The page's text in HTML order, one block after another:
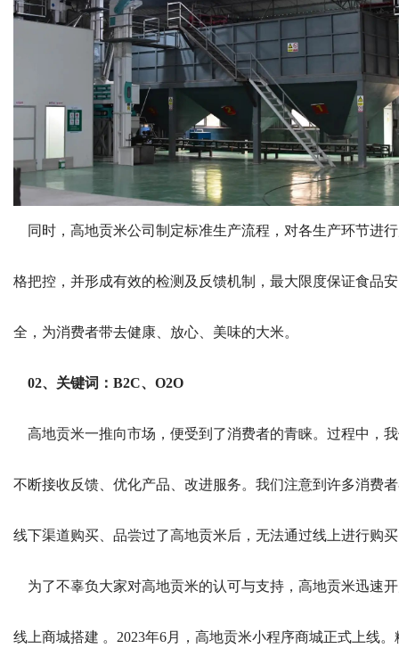
同时，高地贡米公司制定标准生产流程，对各生产环节进
格把控，并形成有效的检测及反馈机制，最大限度保证食品安
全，为消费者带去健康、放心、美味的大米。
02、关键词：B2C、O2O
高地贡米一推向市场，便受到了消费者的青睐。过程中，
不断接收反馈、优化产品、改进服务。我们注意到许多消费
线下渠道购买、品尝过了高地贡米后，无法通过线上进行购
为了不辜负大家对高地贡米的认可与支持，高地贡米迅速
线上商城搭建 。2023年6月，高地贡米小程序商城正式上线。